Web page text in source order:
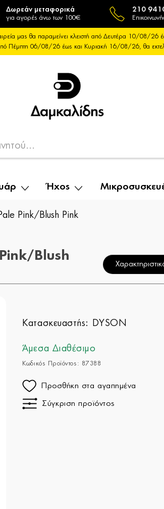
Δωρεάν μεταφορικά
για αγορές άνω των 100€
210
μας θα παραμείνει κλειστή από Δευτέρα 10/08/
Πέμπτη 06/08/26 έως και Κυριακή 16/08/26, θα
Ήχος
Pink/Blush Pink
Blush
Κατασκευαστής: DYSON
Άμεσα Διαθέσιμο
Κωδικός Προϊόντος: 87388
Προσθήκη στα αγαπημένα
Σύγκριση προϊόντος